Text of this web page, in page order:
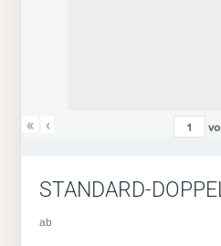
« ‹
STANDARD-
ab